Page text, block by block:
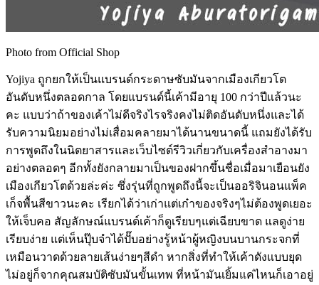
Photo from Official Shop
Yojiya ถูกยกให้เป็นแบรนด์กระดาษซับมันจากเมืองเกียวโต
อันดับหนึ่งตลอดกาล โดยแบรนด์นี้เค้ามีอายุ 100 กว่าปีแล้วนะ
คะ แบบว่าถ้าของเค้าไม่ดีจริงไรจริงคงไม่ติดอันดับหนึ่งและได้
รับความนิยมอย่างไม่เสื่อมคลายมาได้นานขนาดนี้ แถมยังได้รับ
การพูดถึงในนิตยาสารและเว็บไซต์รีวิวเกี่ยวกับเครื่องสำอางมา
อย่างตลอดๆ อีกทั้งยังกลายมาเป็นของฝากขึ้นชื่อเมื่อมาเยือนยัง
เมืองเกียวโตด้วยล่ะค่ะ ซึ่งรุ่นที่ถูกพูดถึงนี้จะเป็นออริจินอนแพ็ค
เก็จพื้นสีขาวนะคะ เรียกได้ว่าเก่าแต่เก๋าของจริงๆไม่ต้องพูดเยอะ
ให้เจ็บคอ สัญลักษณ์แบรนด์เค้าก็ดูเรียบๆแต่เฉียบขาด แลดูง่าย
เรียบง่าย แต่เห็นปุ๊บจำได้ปั๊บอย่างรู้หน้าผู้หญิงบนบานกระจกที่
เหมือนวาดด้วยลายเส้นง่ายๆสีดำ หากสิ่งที่ทำให้เค้าดังแบบยุด
ไม่อยู่ก็จากคุณสมบัติซับมันขั้นเทพ ที่หน้ามันเยิ้มแค่ไหนก็เอาอยู่